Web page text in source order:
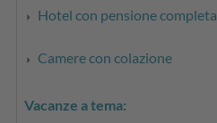
Hotel con pensione completa
Camere con colazione
Vacanze a tema: